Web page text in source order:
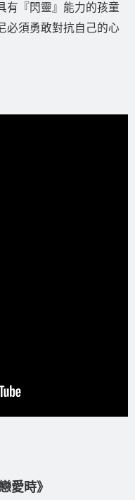
有『閃靈』能力的孩童
必須勇敢對抗自己的心
愛時》